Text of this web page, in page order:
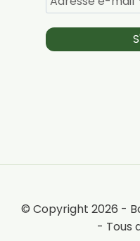
© Copyright 2026 -
- Tous